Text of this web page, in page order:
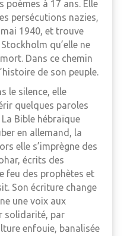
poèmes à 17 ans. Elle
persécutions nazies,
1940, et trouve
qu’elle ne
Dans ce chemin
de son peuple.
le silence, elle
quelques paroles
Bible hébraïque
en allemand, la
elle s’imprègne des
écrits des
feu des prophètes et
Son écriture change
une voix aux
solidarité, par
enfouie, banalisée